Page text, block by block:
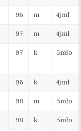
96 m 4jmł
97 m 4jmł
97 k 5mło
96 k 4jmł
98 m 5mło
98 k 5mło